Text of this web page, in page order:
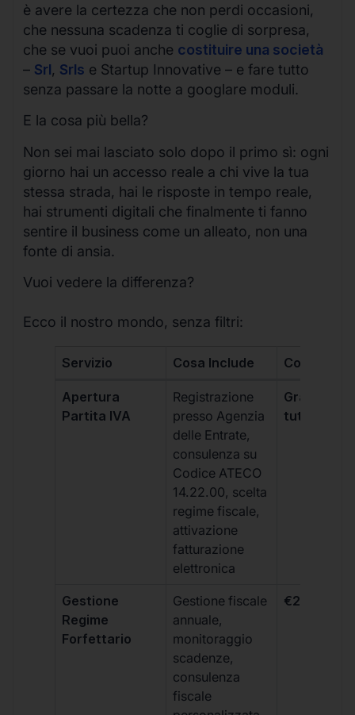
è avere la certezza che non perdi occasioni,
che nessuna scadenza ti coglie di sorpresa,
che se vuoi puoi anche costituire una società
– Srl, Srls e Startup Innovative – e fare tutto
senza passare la notte a googlare moduli.
E la cosa più bella?
Non sei mai lasciato solo dopo il primo sì: ogni
giorno hai un accesso reale a chi vive la tua
stessa strada, hai le risposte in tempo reale,
hai strumenti digitali che finalmente ti fanno
sentire il business come un alleato, non una
fonte di ansia.
Vuoi vedere la differenza?
Ecco il nostro mondo, senza filtri:
Servizio Cosa Include Costo
Apertura
Partita IVA
Registrazione
presso Agenzia
delle Entrate,
consulenza su
Codice ATECO
14.22.00, scelta
regime fiscale,
attivazione
fatturazione
elettronica
Gratis,
tutti i piani
Gestione
Regime
Forfettario
Gestione fiscale
annuale,
monitoraggio
scadenze,
consulenza
fiscale
€264 +